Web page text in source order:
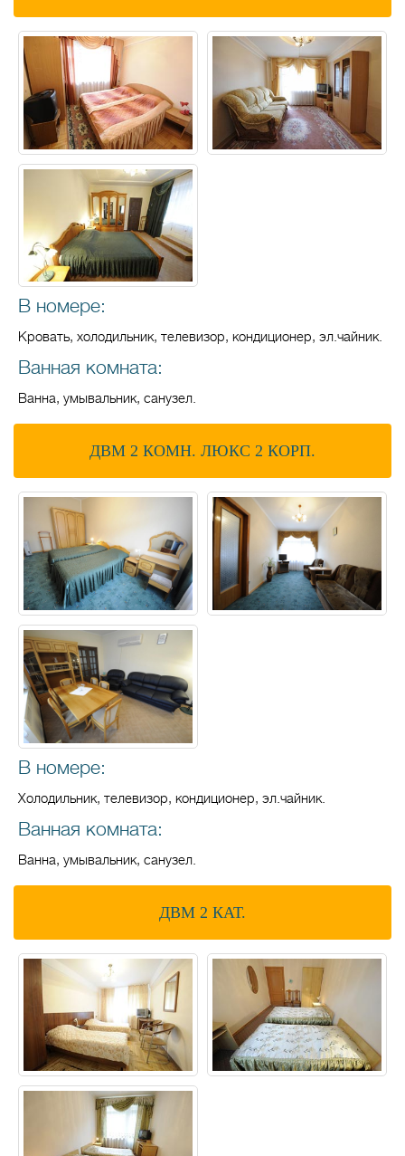
В номере:
Кровать, холодильник, телевизор, кондиционер, эл.чайник.
Ванная комната:
Ванна, умывальник, санузел.
ДВМ 2 КОМН. ЛЮКС 2 КОРП.
В номере:
Холодильник, телевизор, кондиционер, эл.чайник.
Ванная комната:
Ванна, умывальник, санузел.
ДВМ 2 КАТ.